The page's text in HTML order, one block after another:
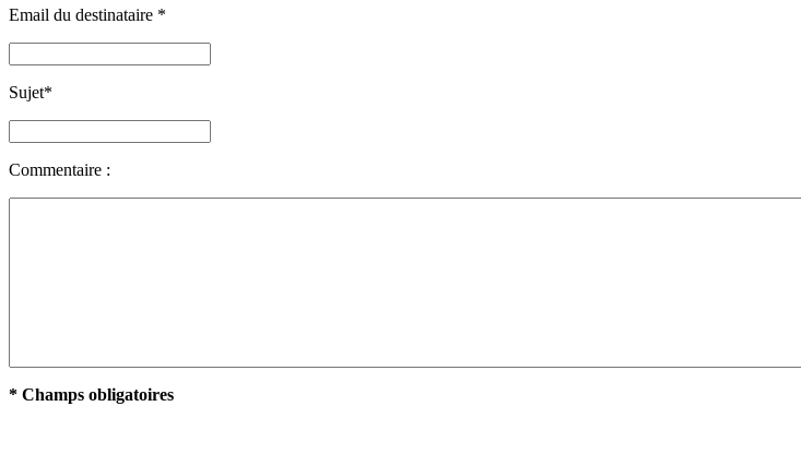
Email du destinataire *
Sujet*
Commentaire :
* Champs obligatoires